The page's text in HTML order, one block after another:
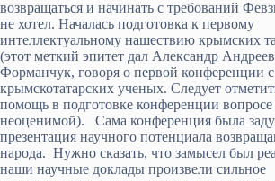
возвращаться и начинать с требований
не хотел. Началась подготовка к первому
интеллектуальному нашествию крымских
(этот меткий эпитет дал Александр
Форманчук, говоря о первой конференции
крымскотатарских ученых. Следует
помощь в подготовке конференции
неоценимой). Сама конференция была
презентация научного потенциала
народа. Нужно сказать, что замысел был
наши научные доклады произвели сильное